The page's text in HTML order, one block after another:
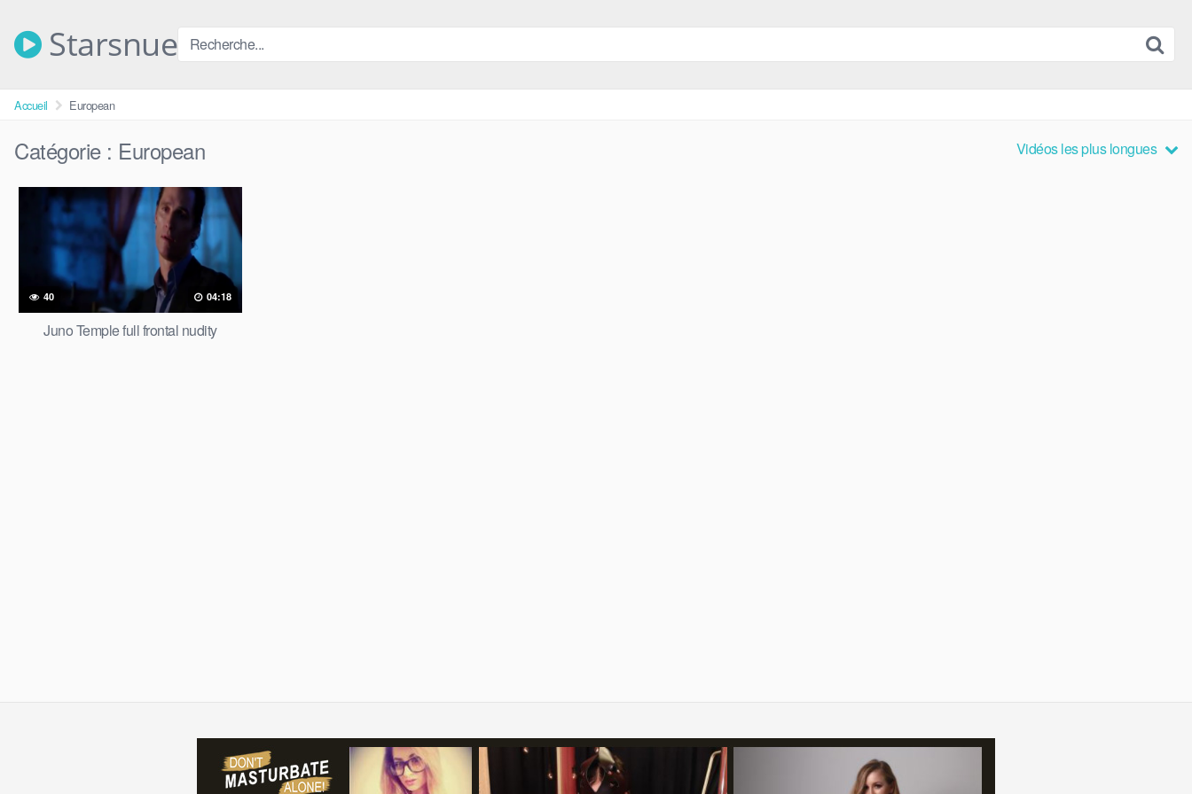
contentStarsnue
Accueil European
Catégorie : European Vidéos les plus longues
40 04:18
Juno Temple full frontal nudity